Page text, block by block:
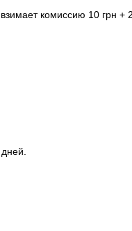
комиссию 10 грн +